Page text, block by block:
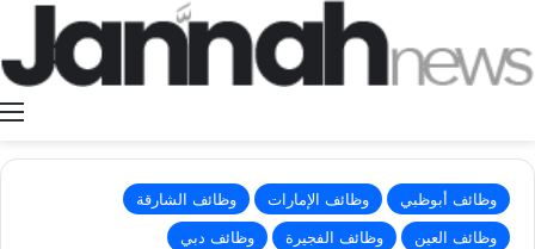
وظائف أبوظبي وظائف الإمارات
وظائف الشارقة
وظائف العين
وظائف الفجيرة
وظائف دبي